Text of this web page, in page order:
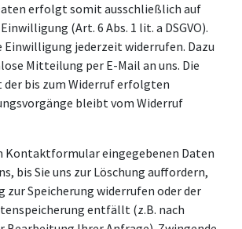
erfolgt somit ausschließlich auf
(Art. 6 Abs. 1 lit. a DSGVO).
Einwilligung jederzeit widerrufen. Dazu
Mitteilung per E-Mail an uns. Die
bis zum Widerruf erfolgten
bleibt vom Widerruf
Kontaktformular eingegebenen Daten
bis Sie uns zur Löschung auffordern,
zur Speicherung widerrufen oder der
entfällt (z.B. nach